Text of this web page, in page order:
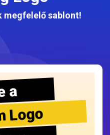
megfelelő sablont!
a
Logo